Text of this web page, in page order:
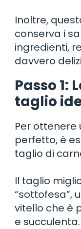
Inoltre,
conserva i
ingredienti,
davvero
Passo 1:
taglio
Per
perfetto, è
taglio di
Il taglio
“sottofesa”,
vitello che è
e succulenta.